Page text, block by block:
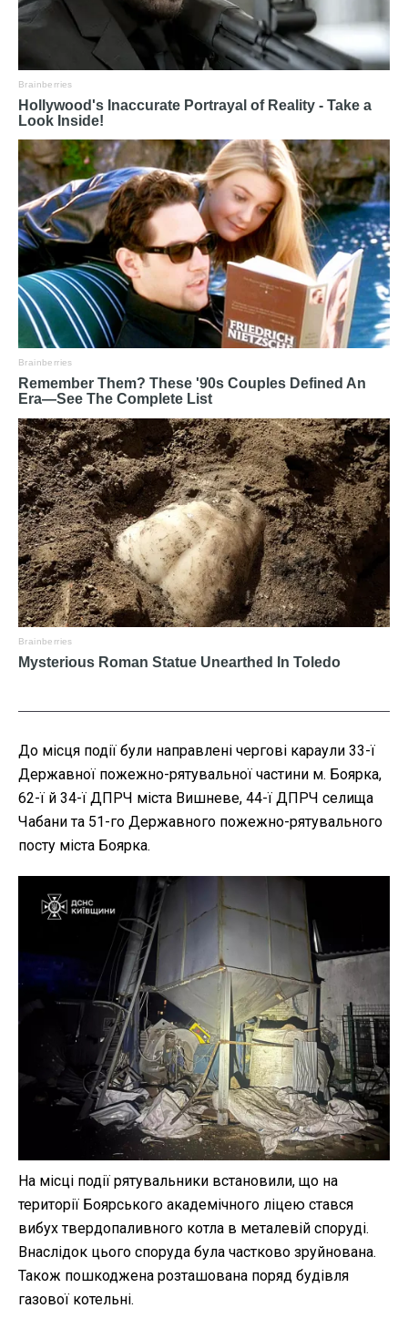
До місця події були направлені чергові караули 33-ї
Державної пожежно-рятувальної частини м. Боярка,
62-ї й 34-ї ДПРЧ міста Вишневе, 44-ї ДПРЧ селища
Чабани та 51-го Державного пожежно-рятувального
посту міста Боярка.
На місці події рятувальники встановили, що на
території Боярського академічного ліцею стався
вибух твердопаливного котла в металевій споруді.
Внаслідок цього споруда була частково зруйнована.
Також пошкоджена розташована поряд будівля
газової котельні.